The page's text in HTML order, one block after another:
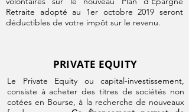
Retraite adopté au 1er octobre 2019 seront
déductibles de votre impôt sur le revenu.
PRIVATE EQUITY
Le Private Equity ou capital-investissement,
consiste à acheter des titres de sociétés non
cotées en Bourse, à la recherche de nouveaux